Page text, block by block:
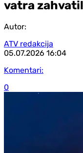
vatra
Autor:
ATV redakcija
05.07.2026 16:04
Komentari:
0